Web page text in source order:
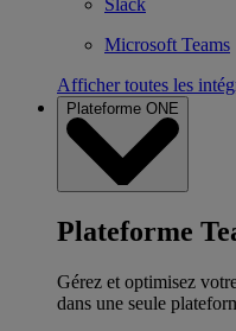
Slack
Microsoft Teams
Afficher toutes les
Plateforme ONE
Plateforme
Gérez et optimisez
dans une seule